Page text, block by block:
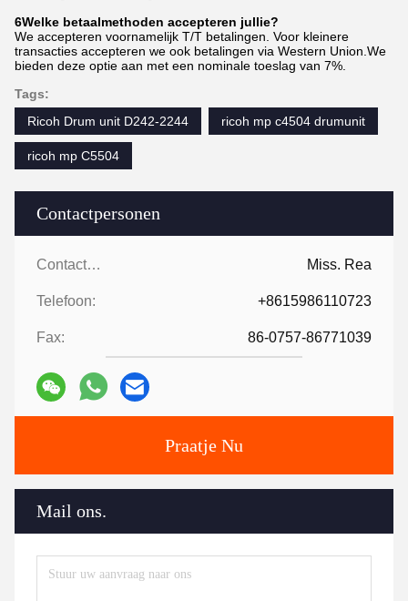
Contactpersonen
Contactpersonen: Miss. Rea
Telefoon: +8615986110723
Fax: 86-0757-86771039
Praatje Nu
Mail ons.
6Welke betaalmethoden accepteren jullie?
We accepteren voornamelijk T/T betalingen. Voor kleinere
transacties accepteren we ook betalingen via Western Union.We
bieden deze optie aan met een nominale toeslag van 7%.
Tags:
Ricoh Drum unit D242-2244
ricoh mp c4504 drumunit
ricoh mp C5504